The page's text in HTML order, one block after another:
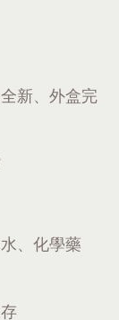
新、外盒完
、化學藥